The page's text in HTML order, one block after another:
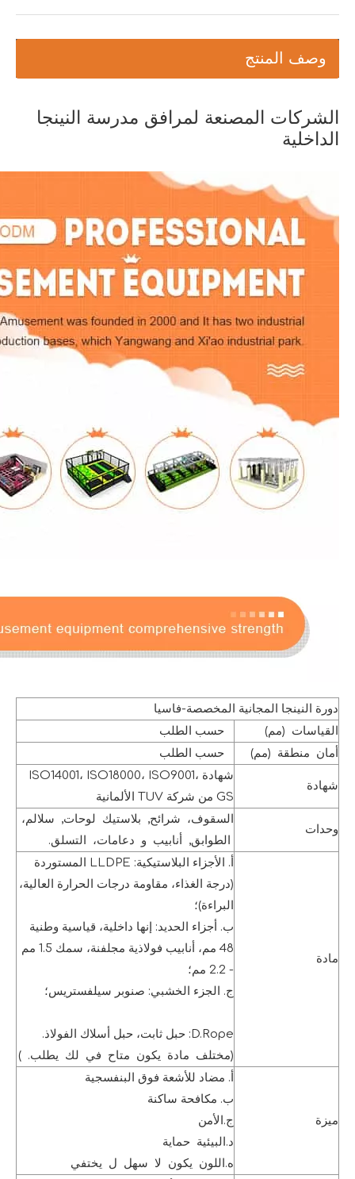
وصف المنتج
الشركات المصنعة لمرافق مدرسة النينجا
الداخلية
دورة النينجا المجانية المخصصة-فاسيا
القياسات (مم)
حسب الطلب
أمان منطقة (مم)
حسب الطلب
شهادة
شهادة ISO14001، ISO18000، ISO9001،
GS من شركة TUV الألمانية
وحدات
السقوف، شرائح, بلاستيك لوحات, سلالم،
الطوابق, أنابيب و دعامات، التسلق.
مادة
أ. الأجزاء البلاستيكية: LLDPE المستوردة
(درجة الغذاء، مقاومة درجات الحرارة العالية،
البراءة)؛
ب. أجزاء الحديد: إنها داخلية، قياسية وطنية
48 مم، أنابيب فولاذية مجلفنة، سمك 1.5 مم
- 2.2 مم؛
ج. الجزء الخشبي: صنوبر سيلفستريس؛
D.Rope: حبل ثابت، حبل أسلاك الفولاذ.
(مختلف مادة يكون متاح في لك يطلب. )
ميزة
أ. مضاد للأشعة فوق البنفسجية
ب. مكافحة ساكنة
ج.الأمن
د.البيئية حماية
ه.اللون يكون لا سهل ل يختفي